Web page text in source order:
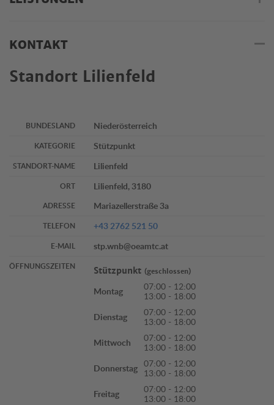
KONTAKT
Standort Lilienfeld
BUNDESLAND Niederösterreich
KATEGORIE Stützpunkt
STANDORT-NAME Lilienfeld
ORT Lilienfeld, 3180
ADRESSE Mariazellerstraße 3a
TELEFON +43 2762 521 50
E-MAIL stp.wnb@oeamtc.at
ÖFFNUNGSZEITEN Stützpunkt (geschlossen)
Montag
07:00 - 12:00
13:00 - 18:00
Dienstag
07:00 - 12:00
13:00 - 18:00
Mittwoch
07:00 - 12:00
13:00 - 18:00
Donnerstag 07:00 - 12:00
13:00 - 18:00
Freitag
07:00 - 12:00
13:00 - 18:00